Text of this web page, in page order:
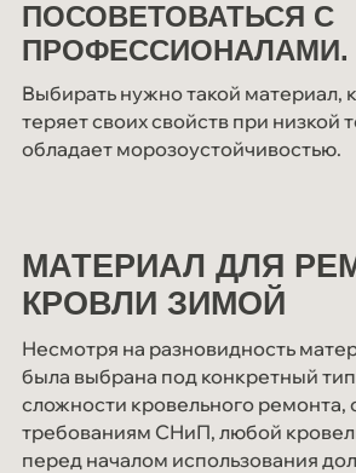
ПОСОВЕТОВАТЬСЯ С
ПРОФЕССИОНАЛАМИ.
Выбирать нужно такой материал,
теряет своих свойств при низкой
обладает морозоустойчивостью.
МАТЕРИАЛ ДЛЯ
КРОВЛИ ЗИМОЙ
Несмотря на разновидность
была выбрана под конкретный
сложности кровельного ремонта,
требованиям СНиП, любой
перед началом использования